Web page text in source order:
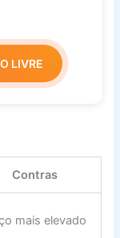
LIVRE
Contras
mais elevado